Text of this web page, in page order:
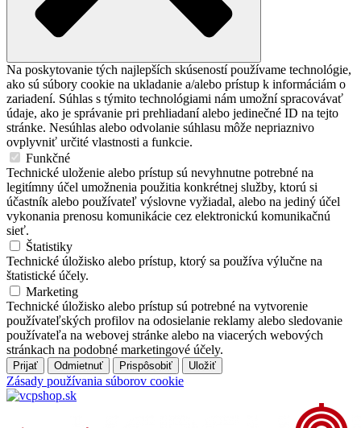
Na poskytovanie tých najlepších skúseností používame technológie,
ako sú súbory cookie na ukladanie a/alebo prístup k informáciám o
zariadení. Súhlas s týmito technológiami nám umožní spracovávať
údaje, ako je správanie pri prehliadaní alebo jedinečné ID na tejto
stránke. Nesúhlas alebo odvolanie súhlasu môže nepriaznivo
ovplyvniť určité vlastnosti a funkcie.
Funkčné
Technické uloženie alebo prístup sú nevyhnutne potrebné na
legitímny účel umožnenia použitia konkrétnej služby, ktorú si
účastník alebo používateľ výslovne vyžiadal, alebo na jediný účel
vykonania prenosu komunikácie cez elektronickú komunikačnú
sieť.
Štatistiky
Technické úložisko alebo prístup, ktorý sa používa výlučne na
štatistické účely.
Marketing
Technické úložisko alebo prístup sú potrebné na vytvorenie
používateľských profilov na odosielanie reklamy alebo sledovanie
používateľa na webovej stránke alebo na viacerých webových
stránkach na podobné marketingové účely.
Prijať Odmietnuť Prispôsobiť Uložiť
Zásady používania súborov cookie